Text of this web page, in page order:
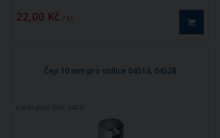
22,00 Kč / ks
Čep 10 mm pro vidlice 04514, 04528
Katalogové číslo: 04515